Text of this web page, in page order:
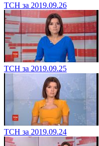
ТСН за 2019.09.26
ТСН за 2019.09.25
ТСН за 2019.09.24